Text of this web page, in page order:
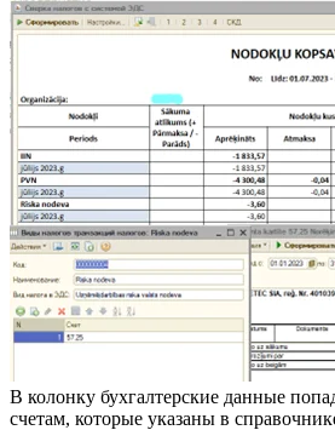
В колонку бухгалтерские данные
счетам, которые указаны в